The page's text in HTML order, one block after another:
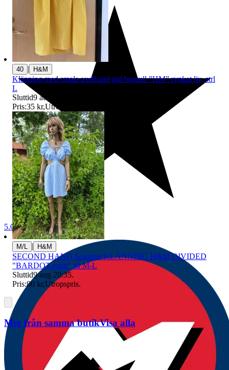
5.0
40 | H&M
Klänning med smala axelband gul bomull ”HM” rynkat liv, strl
L
Sluttid9 aug 22:24
Pris:35 kr,Utropspris
M/L | H&M
SECOND HAND Sommar KLÄNNING H&M DIVIDED
"BARDOT-rutig" stl M-L
Sluttid9 aug 20:35.
Pris:80 kr,Utropspris.
Mer från samma butikVisa alla